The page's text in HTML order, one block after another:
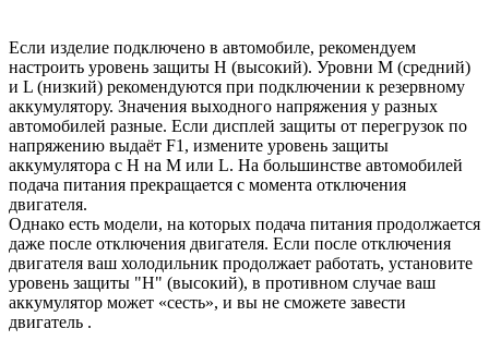
Если изделие подключено в автомобиле, рекомендуем
настроить уровень защиты Н (высокий). Уровни M (средний)
и L (низкий) рекомендуются при подключении к резервному
аккумулятору. Значения выходного напряжения у разных
автомобилей разные. Если дисплей защиты от перегрузок по
напряжению выдаёт F1, измените уровень защиты
аккумулятора с Н на M или L. На большинстве автомобилей
подача питания прекращается с момента отключения
двигателя.
Однако есть модели, на которых подача питания продолжается
даже после отключения двигателя. Если после отключения
двигателя ваш холодильник продолжает работать, установите
уровень защиты "Н" (высокий), в противном случае ваш
аккумулятор может «сесть», и вы не сможете завести
двигатель .